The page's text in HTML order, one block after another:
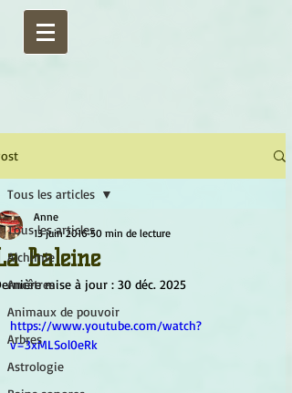
Tous les articles
Alchimie
Ancêtres
Animaux de pouvoir
Arbres
Astrologie
Tous les articles
Baleine
Anne
13 juin 2016 50 min de lecture
mise à jour : 30 déc. 2025
https://www.youtube.com/watch?
v=3xMLSol0eRk